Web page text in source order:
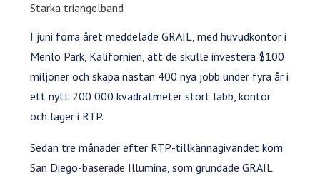
Starka triangelband
I juni förra året meddelade GRAIL, med huvudkontor i
Menlo Park, Kalifornien, att de skulle investera $100
miljoner och skapa nästan 400 nya jobb under fyra år i
ett nytt 200 000 kvadratmeter stort labb, kontor
och lager i RTP.
Sedan tre månader efter RTP-tillkännagivandet kom
San Diego-baserade Illumina, som grundade GRAIL